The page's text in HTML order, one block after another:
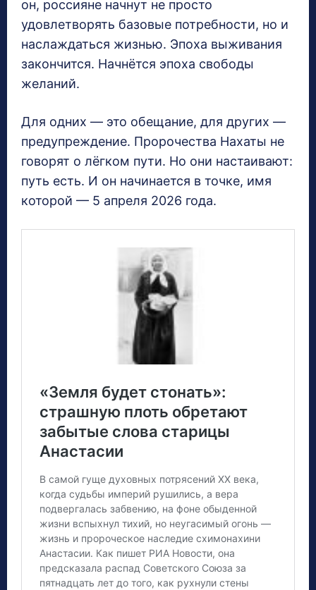
он, россияне начнут не просто
удовлетворять базовые потребности, но и
наслаждаться жизнью. Эпоха выживания
закончится. Начнётся эпоха свободы
желаний.
Для одних — это обещание, для других —
предупреждение. Пророчества Нахаты не
говорят о лёгком пути. Но они настаивают:
путь есть. И он начинается в точке, имя
которой — 5 апреля 2026 года.